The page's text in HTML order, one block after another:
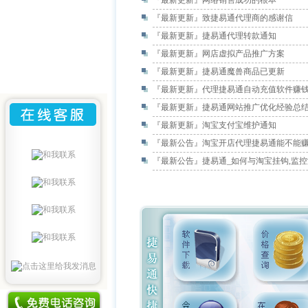
『最新更新』 致捷易通代理商的感谢信
『最新更新』 捷易通代理转款通知
『最新更新』
网店虚拟产品推广方案
『最新更新』 捷易通魔兽商品已更新
『最新更新』 代理捷易通自动充值软件赚
『最新更新』 捷易通网站推广优化经验总
『最新更新』 淘宝支付宝维护通知
『最新公告』 淘宝开店代理捷易通能不能
『最新公告』 捷易通_如何与淘宝挂钩,监